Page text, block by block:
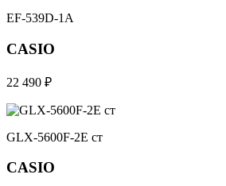
EF-539D-1A
CASIO
22 490 ₽
GLX-5600F-2E ст
CASIO